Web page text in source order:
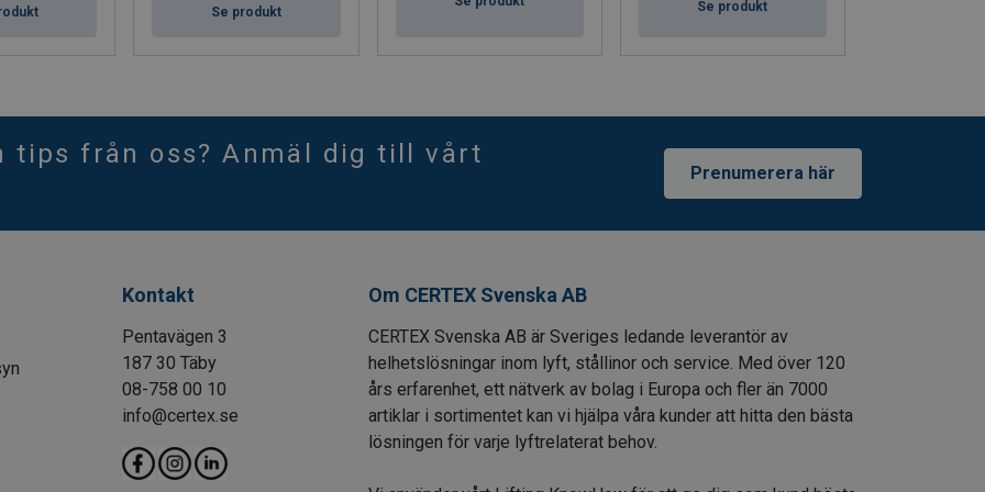
Se produkt Se produkt
tips från oss? Anmäl dig till vårt
Prenumerera här
Kontakt
Pentavägen 3
187 30 Täby
08-758 00 10
info@certex.se
Om CERTEX Svenska AB
CERTEX Svenska AB är Sveriges ledande leverantör av
helhetslösningar inom lyft, stållinor och service. Med över 120
års erfarenhet, ett nätverk av bolag i Europa och fler än 7000
artiklar i sortimentet kan vi hjälpa våra kunder att hitta den bästa
lösningen för varje lyftrelaterat behov.